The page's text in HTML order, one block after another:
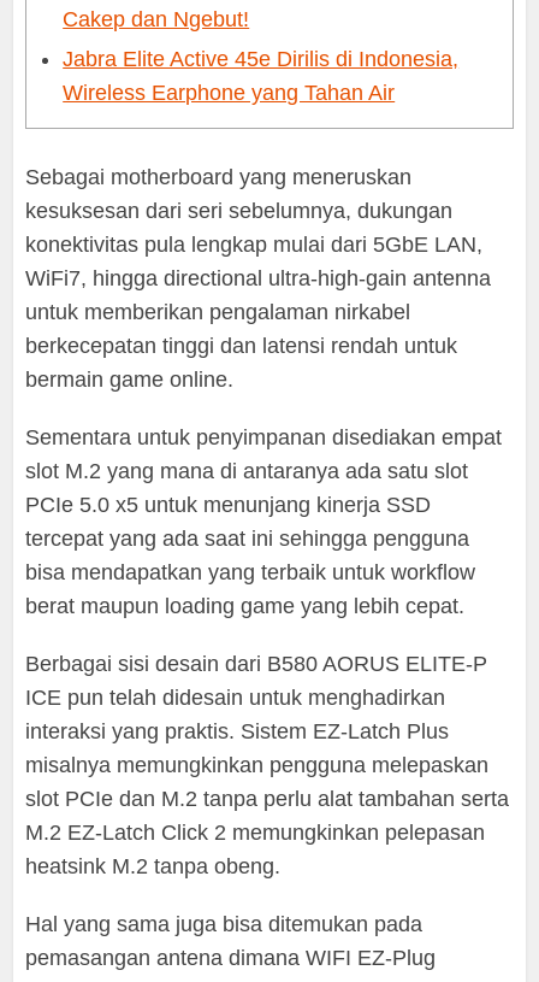
Cakep dan Ngebut!
Jabra Elite Active 45e Dirilis di Indonesia,
Wireless Earphone yang Tahan Air
Sebagai motherboard yang meneruskan
kesuksesan dari seri sebelumnya, dukungan
konektivitas pula lengkap mulai dari 5GbE LAN,
WiFi7, hingga directional ultra-high-gain antenna
untuk memberikan pengalaman nirkabel
berkecepatan tinggi dan latensi rendah untuk
bermain game online.
Sementara untuk penyimpanan disediakan empat
slot M.2 yang mana di antaranya ada satu slot
PCIe 5.0 x5 untuk menunjang kinerja SSD
tercepat yang ada saat ini sehingga pengguna
bisa mendapatkan yang terbaik untuk workflow
berat maupun loading game yang lebih cepat.
Berbagai sisi desain dari B580 AORUS ELITE-P
ICE pun telah didesain untuk menghadirkan
interaksi yang praktis. Sistem EZ-Latch Plus
misalnya memungkinkan pengguna melepaskan
slot PCIe dan M.2 tanpa perlu alat tambahan serta
M.2 EZ-Latch Click 2 memungkinkan pelepasan
heatsink M.2 tanpa obeng.
Hal yang sama juga bisa ditemukan pada
pemasangan antena dimana WIFI EZ-Plug